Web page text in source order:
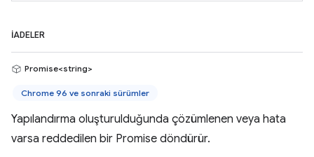
İADELER
Promise<string>
Chrome 96 ve sonraki sürümler
Yapılandırma oluşturulduğunda çözümlenen veya hata
varsa reddedilen bir Promise döndürür.